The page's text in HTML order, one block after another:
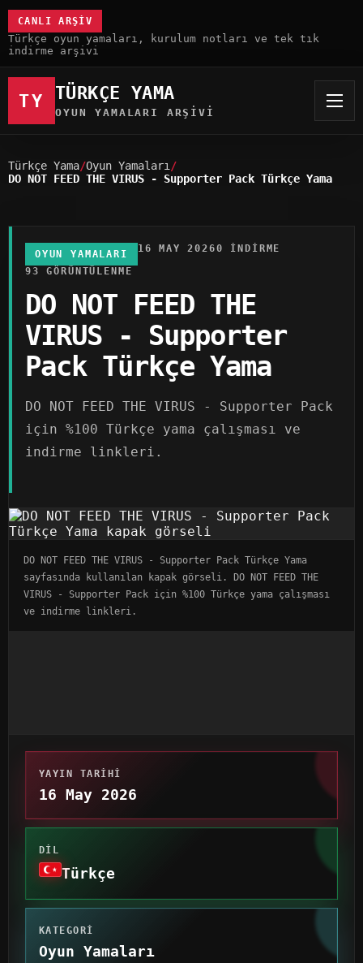
CANLI ARŞIV
Türkçe oyun yamaları, kurulum notları ve tek tık
indirme arşivi
TY TÜRKÇE YAMA
OYUN YAMALARI ARŞIVI
Türkçe Yama Oyun Yamaları
DO NOT FEED THE VIRUS - Supporter Pack Türkçe Yama
OYUN YAMALARI 16 MAY 20260 INDIRME
93 GÖRÜNTÜLENME
DO NOT FEED THE
VIRUS - Supporter
Pack Türkçe Yama
DO NOT FEED THE VIRUS - Supporter Pack
için %100 Türkçe yama çalışması ve
indirme linkleri.
DO NOT FEED THE VIRUS - Supporter Pack Türkçe Yama
sayfasında kullanılan kapak görseli. DO NOT FEED THE
VIRUS - Supporter Pack için %100 Türkçe yama çalışması
ve indirme linkleri.
YAYIN TARIHI
16 May 2026
DIL
Türkçe
KATEGORI
Oyun Yamaları